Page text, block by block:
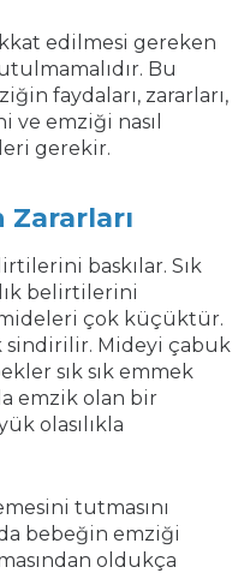
edilmesi gereken
Bu
faydaları, zararları,
ve emziği nasıl
gerekir.
Zararları
baskılar. Sık
belirtilerini
çok küçüktür.
sindirilir. Mideyi çabuk
sık sık emmek
emzik olan bir
olasılıkla
tutmasını
bebeğin emziği
oldukça